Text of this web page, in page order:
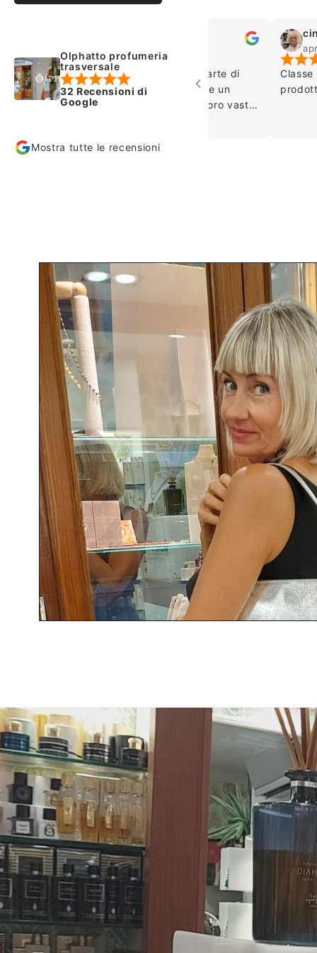
Olphatto profumeria
trasversale
32 Recensioni di
Google
e professionalità da parte di
ed il suo staff. È sempre un
andare a "snasare" la loro vasta
cinzia branchi
apr 12, 2024
Classe ,
prodotti di
Mostra tutte le recensioni